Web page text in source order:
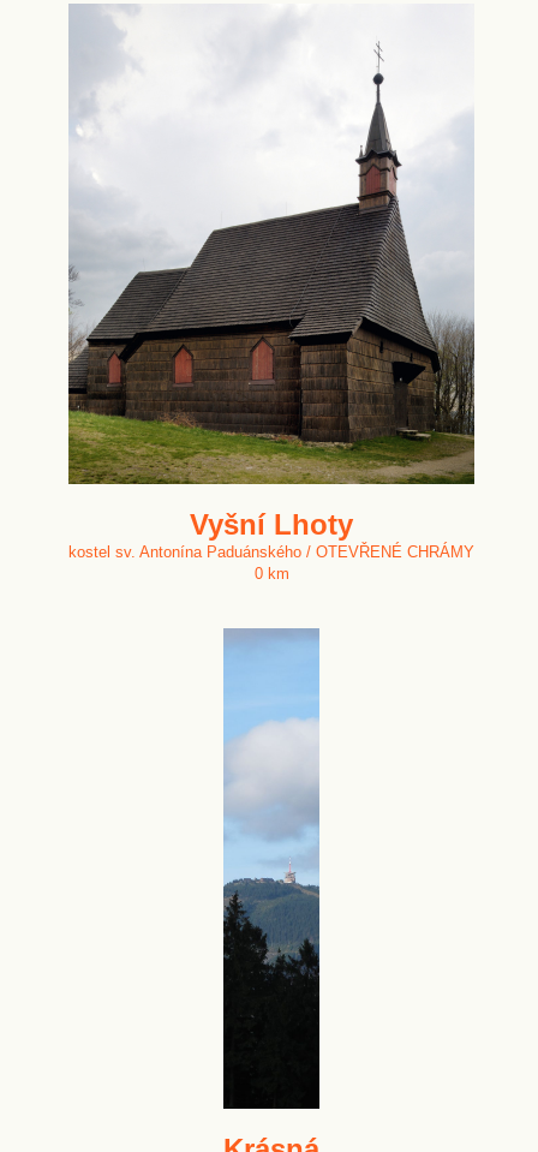
Vyšní Lhoty
kostel sv. Antonína Paduánského / OTEVŘENÉ CHRÁMY
0 km